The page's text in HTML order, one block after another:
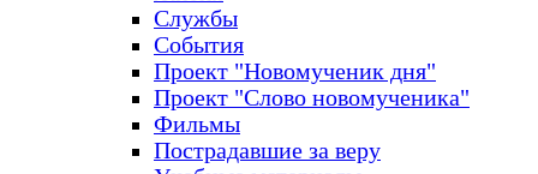
Службы
События
Проект "Новомученик дня"
Проект "Слово новомученика"
Фильмы
Пострадавшие за веру